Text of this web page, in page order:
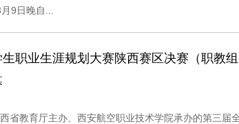
9日晚自...
职业生涯规划大赛陕西赛区决赛（职教
省教育厅主办、西安航空职业技术学院承办的第三届